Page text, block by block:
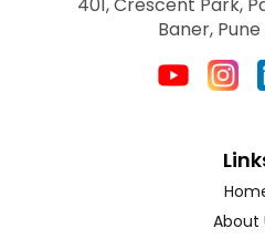
401, Crescent Park,
Baner,
About